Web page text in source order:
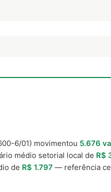
6/01) movimentou 5.676
médio setorial local de R$
de R$ 1.797 — referência